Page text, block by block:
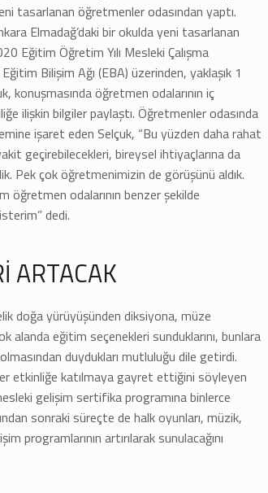
tasarlanan öğretmenler odasından yaptı.
Elmadağ’daki bir okulda yeni tasarlanan
Eğitim Öğretim Yılı Mesleki Çalışma
Eğitim Bilişim Ağı (EBA) üzerinden, yaklaşık 1
konuşmasında öğretmen odalarının iç
ilişkin bilgiler paylaştı. Öğretmenler odasında
işaret eden Selçuk, “Bu yüzden daha rahat
geçirebilecekleri, bireysel ihtiyaçlarına da
Pek çok öğretmenimizin de görüşünü aldık.
öğretmen odalarının benzer şekilde
dedi.
ARTACAK
doğa yürüyüşünden diksiyona, müze
alanda eğitim seçenekleri sunduklarını, bunlara
duydukları mutluluğu dile getirdi.
etkinliğe katılmaya gayret ettiğini söyleyen
gelişim sertifika programına binlerce
sonraki süreçte de halk oyunları, müzik,
programlarının artırılarak sunulacağını